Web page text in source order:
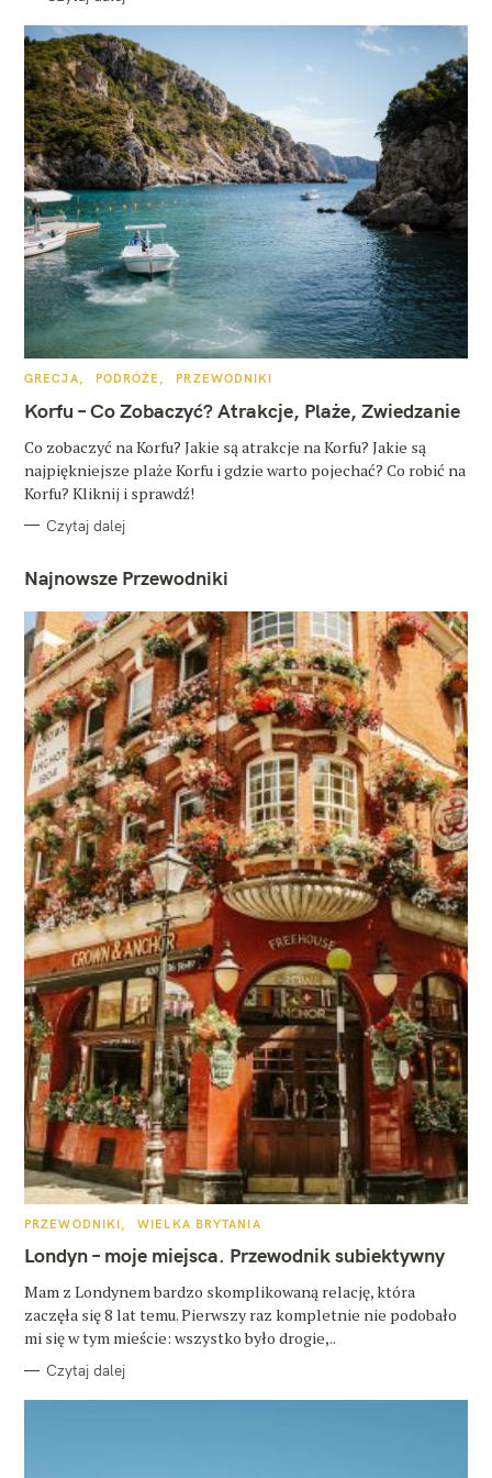
K
T
E
O
R
I
GRECJA PODRÓŻE PRZEWODNIKI
Korfu – Co Zobaczyć? Atrakcje, Plaże, Zwiedzanie
Co zobaczyć na Korfu? Jakie są atrakcje na Korfu? Jakie są
najpiękniejsze plaże Korfu i gdzie warto pojechać? Co robić na
Korfu? Kliknij i sprawdź!
Czytaj dalej
Najnowsze Przewodniki
K
T
E
O
R
I
PRZEWODNIKI WIELKA BRYTANIA
Londyn – moje miejsca. Przewodnik subiektywny
Mam z Londynem bardzo skomplikowaną relację, która
zaczęła się 8 lat temu. Pierwszy raz kompletnie nie podobało
mi się w tym mieście: wszystko było drogie,..
Czytaj dalej